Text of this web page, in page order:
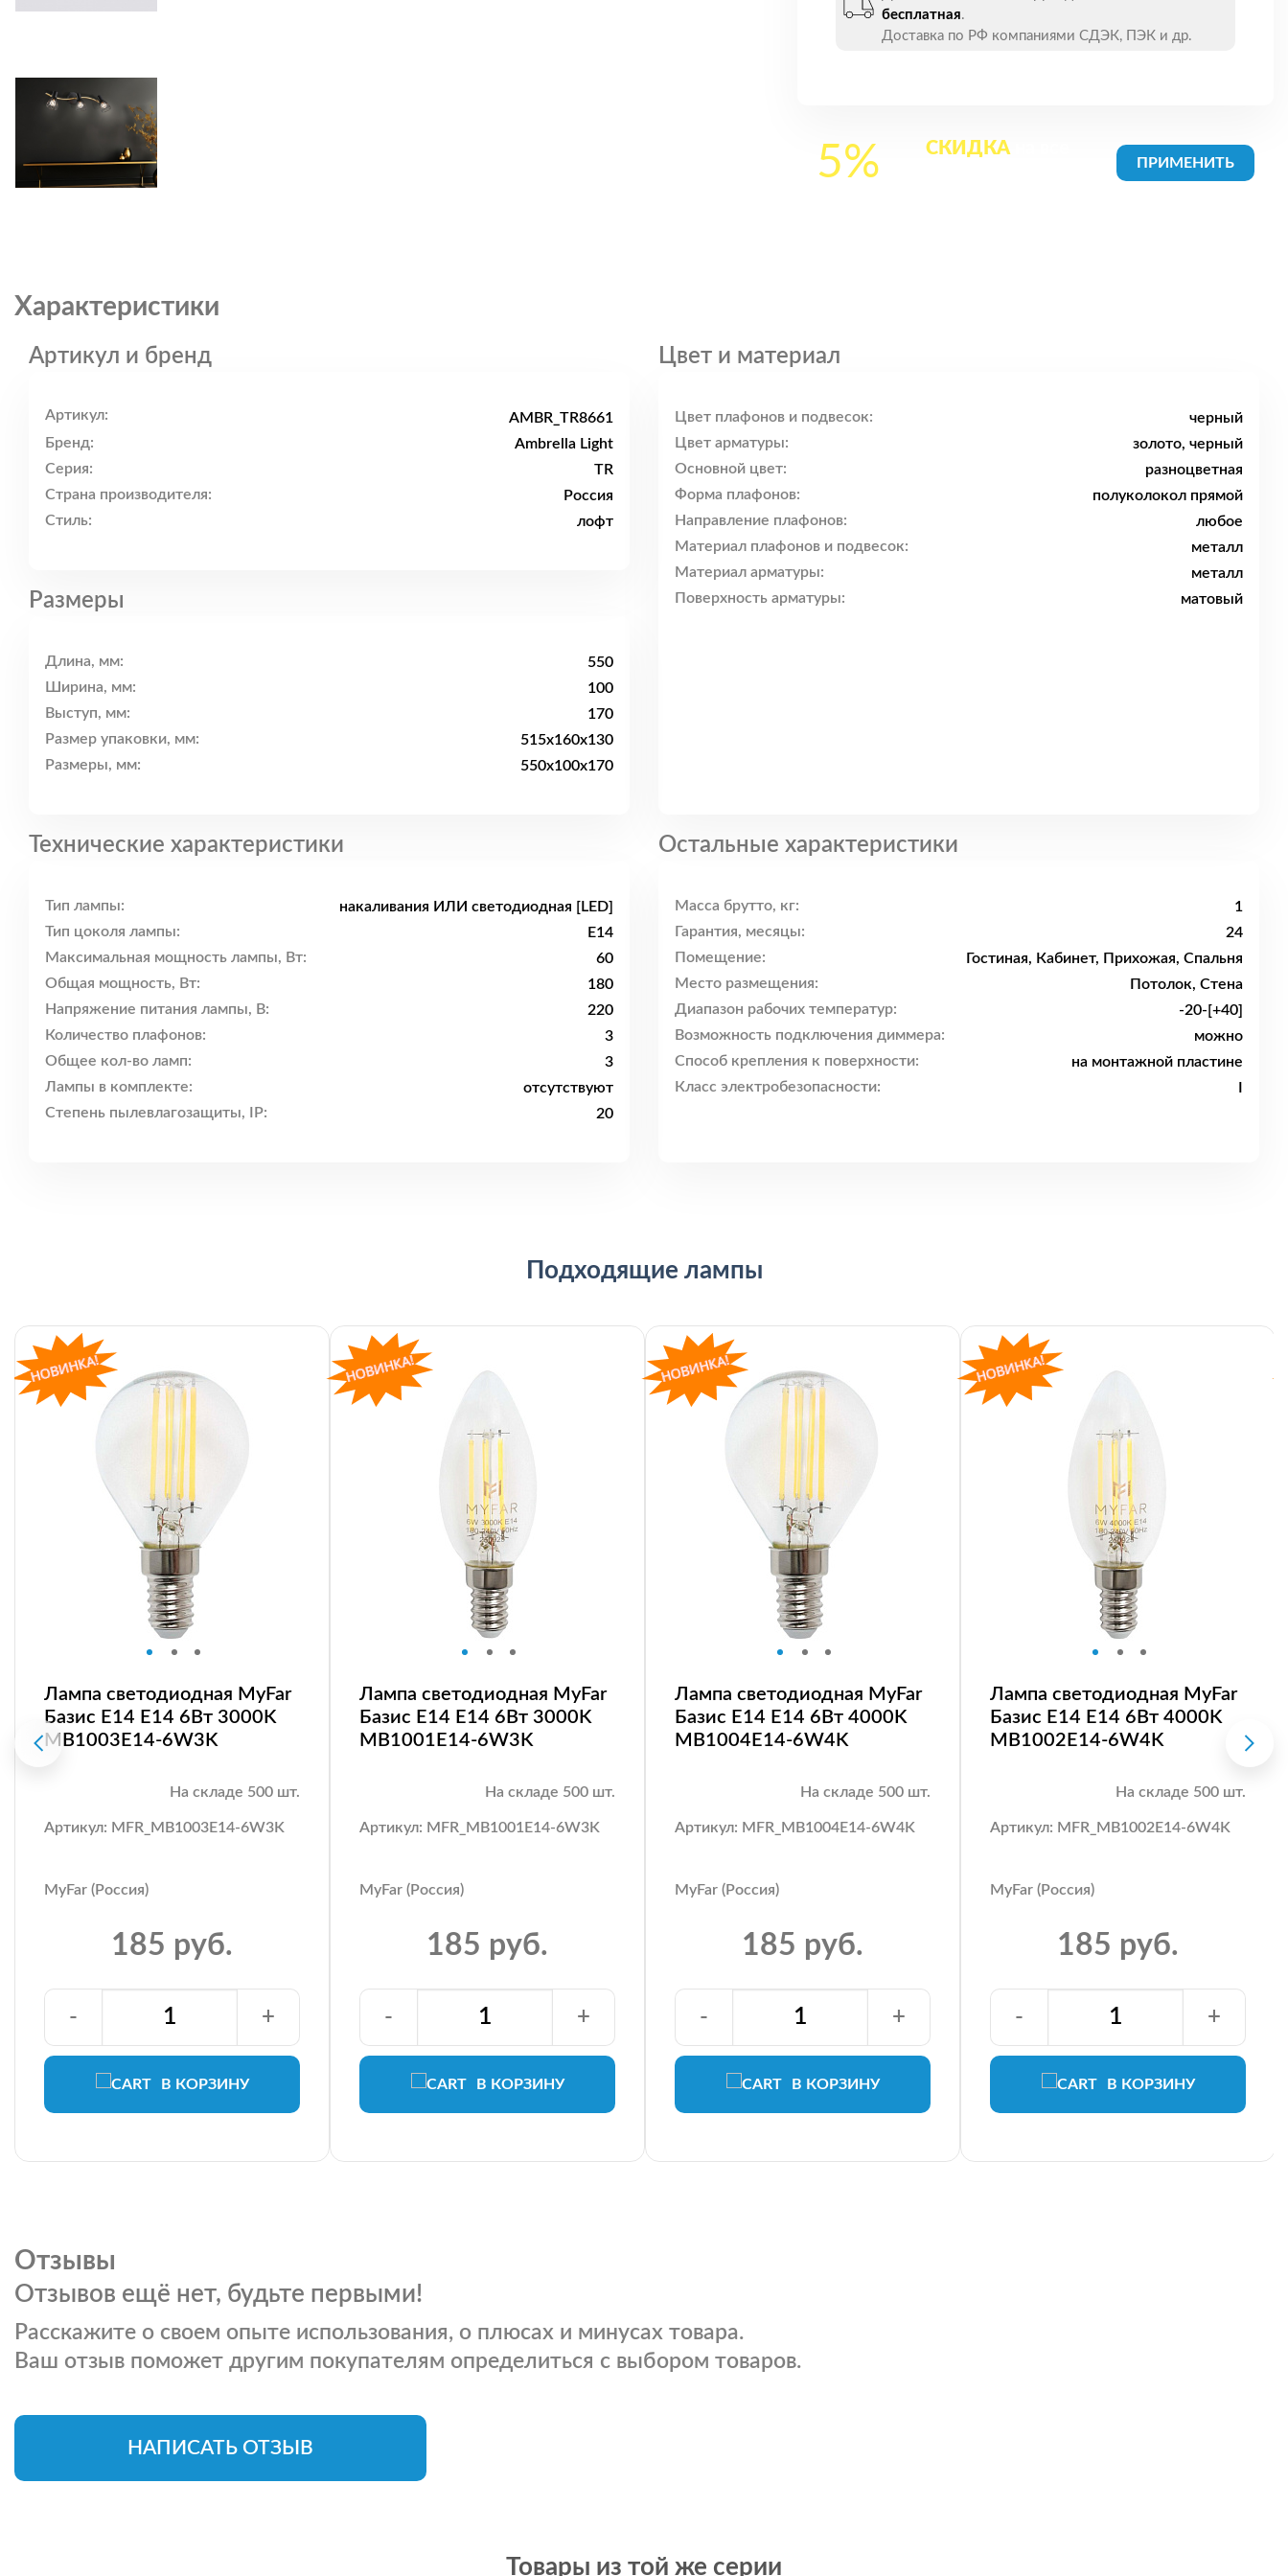
бесплатная.
Доставка по РФ компаниями СДЭК, ПЭК и др.
5% СКИДКА
Характеристики
Артикул и бренд
Артикул:
AMBR_TR8661
Бренд:
Ambrella Light
Серия:
TR
Страна производителя:
Россия
Стиль:
лофт
Размеры
Длина, мм:
550
Ширина, мм:
100
Выступ, мм:
170
Размер упаковки, мм:
515x160x130
Размеры, мм:
550x100x170
Цвет и материал
Цвет плафонов и подвесок:
черный
Цвет арматуры:
золото, черный
Основной цвет:
разноцветная
Форма плафонов:
полуколокол прямой
Направление плафонов:
любое
Материал плафонов и подвесок:
металл
Материал арматуры:
металл
Поверхность арматуры:
матовый
Технические характеристики
Тип лампы:
накаливания ИЛИ светодиодная [LED]
Тип цоколя лампы:
E14
Максимальная мощность лампы, Вт:
60
Общая мощность, Вт:
180
Напряжение питания лампы, В:
220
Количество плафонов:
3
Общее кол-во ламп:
3
Лампы в комплекте:
отсутствуют
Степень пылевлагозащиты, IP:
20
Остальные характеристики
Масса брутто, кг:
1
Гарантия, месяцы:
24
Помещение:
Гостиная, Кабинет, Прихожая, Спальня
Место размещения:
Потолок, Стена
Диапазон рабочих температур:
-20-[+40]
Возможность подключения диммера:
можно
Способ крепления к поверхности:
на монтажной пластине
Класс электробезопасности:
I
Подходящие лампы
Лампа светодиодная MyFar
Базис E14 E14 6Вт 3000K
MB1003E14-6W3K
На складе 500 шт.
Артикул: MFR_MB1003E14-6W3K
MyFar (Россия)
185 руб.
В КОРЗИНУ
- +
Лампа светодиодная MyFar
Базис E14 E14 6Вт 3000K
MB1001E14-6W3K
На складе 500 шт.
Артикул: MFR_MB1001E14-6W3K
MyFar (Россия)
185 руб.
В КОРЗИНУ
- +
Лампа светодиодная MyFar
Базис E14 E14 6Вт 4000K
MB1004E14-6W4K
На складе 500 шт.
Артикул: MFR_MB1004E14-6W4K
MyFar (Россия)
185 руб.
В КОРЗИНУ
- +
Лампа светодиодная MyFar
Базис E14 E14 6Вт 4000K
MB1002E14-6W4K
На складе 500 шт.
Артикул: MFR_MB1002E14-6W4K
MyFar (Россия)
185 руб.
В КОРЗИНУ
- +
Отзывы
Отзывов ещё нет, будьте первыми!
Расскажите о своем опыте использования, о плюсах и минусах товара.
Ваш отзыв поможет другим покупателям определиться с выбором товаров.
НАПИСАТЬ ОТЗЫВ
Товары из той же серии